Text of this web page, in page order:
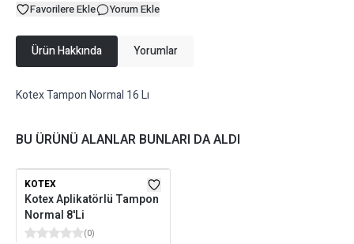
Favorilere Ekle Yorum Ekle
Ürün Hakkında Yorumlar
Kotex Tampon Normal 16 Lı
BU ÜRÜNÜ ALANLAR BUNLARI DA ALDI
KOTEX
Kotex Aplikatörlü Tampon
Normal 8'Li
(0)